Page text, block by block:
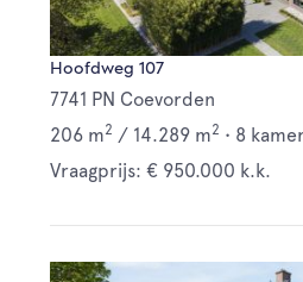
Hoofdweg 107
7741 PN Coevorden
206 m2 / 14.289 m2 • 8
Vraagprijs: € 950.000 k.k.